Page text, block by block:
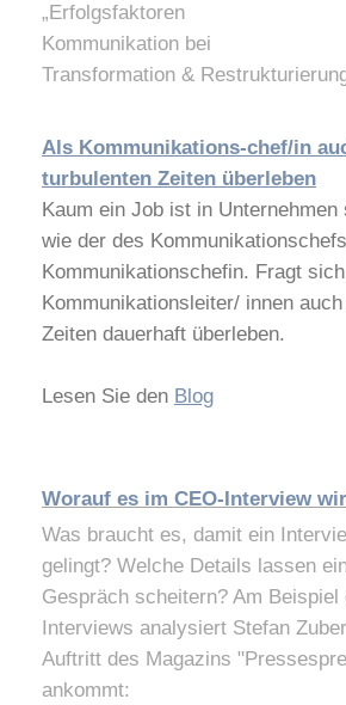
„Erfolgsfaktoren
Kommunikation bei
Transformation &
Als Kommunikations-chef/in
turbulenten Zeiten überleben
Kaum ein Job ist in Unternehmen
wie der des
Kommunikationschefin. Fragt
Kommunikationsleiter/ innen
Zeiten dauerhaft überleben.
Lesen Sie den Blog
Worauf es im CEO-Interview
Was braucht es, damit ein
gelingt? Welche Details lassen
Gespräch scheitern? Am Beispiel
Interviews analysiert Stefan
Auftritt des Magazins
ankommt: